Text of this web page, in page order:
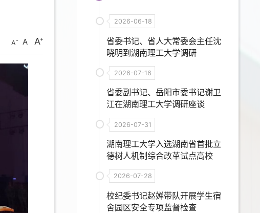
A A A
2026-06-18
省委书记、省人大常委会主任沈
晓明到湖南理工大学调研
2026-07-16
省委副书记、岳阳市委书记谢卫
江在湖南理工大学调研座谈
2026-07-31
湖南理工大学入选湖南省首批立
德树人机制综合改革试点高校
2026-07-28
校纪委书记赵婵带队开展学生宿
舍园区安全专项监督检查